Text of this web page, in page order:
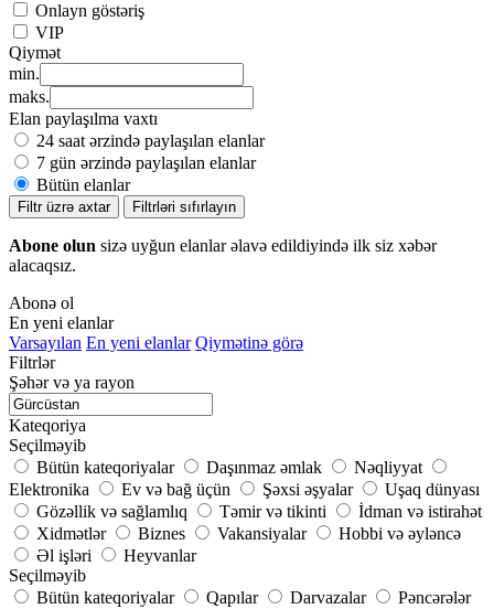
Onlayn göstəriş
VIP
Qiymət
min.
maks.
Elan paylaşılma vaxtı
24 saat ərzində paylaşılan elanlar
7 gün ərzində paylaşılan elanlar
Bütün elanlar
Filtr üzrə axtar Filtrləri sıfırlayın
Abone olun sizə uyğun elanlar əlavə edildiyində ilk siz xəbər
alacaqsız.
Abonə ol
En yeni elanlar
Varsayılan En yeni elanlar Qiymətinə görə
Filtrlər
Şəhər və ya rayon
Kateqoriya
Seçilməyib
Bütün kateqoriyalar
Daşınmaz əmlak
Nəqliyyat
Elektronika
Ev və bağ üçün Şəxsi əşyalar
Uşaq dünyası
Gözəllik və sağlamlıq
Təmir və tikinti
İdman və istirahət
Xidmətlər
Biznes Vakansiyalar
Hobbi və əyləncə
Əl işləri
Heyvanlar
Seçilməyib
Bütün kateqoriyalar
Qapılar Darvazalar
Pəncərələr